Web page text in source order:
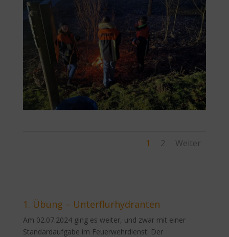
1 2 Weiter
1. Übung – Unterflurhydranten
Am 02.07.2024 ging es weiter, und zwar mit einer
Standardaufgabe im Feuerwehrdienst: Der